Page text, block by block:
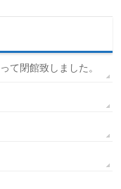
閉館致しました。